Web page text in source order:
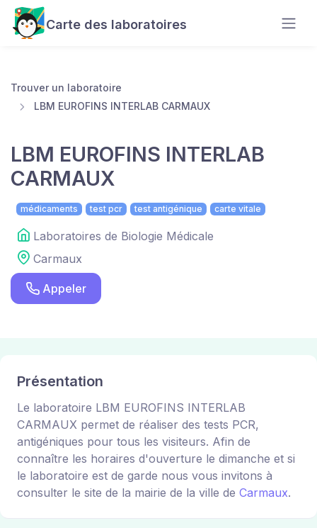
Carte des laboratoires
Trouver un laboratoire
LBM EUROFINS INTERLAB CARMAUX
LBM EUROFINS INTERLAB
CARMAUX
médicaments test pcr test antigénique carte vitale
Laboratoires de Biologie Médicale
Carmaux
Appeler
Présentation
Le laboratoire LBM EUROFINS INTERLAB
CARMAUX permet de réaliser des tests PCR,
antigéniques pour tous les visiteurs. Afin de
connaître les horaires d'ouverture le dimanche et si
le laboratoire est de garde nous vous invitons à
consulter le site de la mairie de la ville de Carmaux.